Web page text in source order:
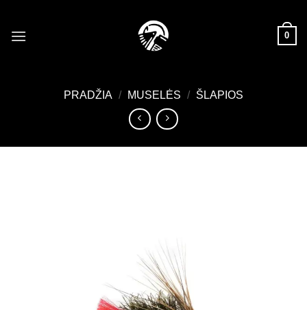
content
0
PRADŽIA / MUSELĖS / ŠLAPIOS